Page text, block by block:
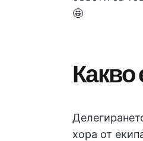
🤩
Какво
хора от